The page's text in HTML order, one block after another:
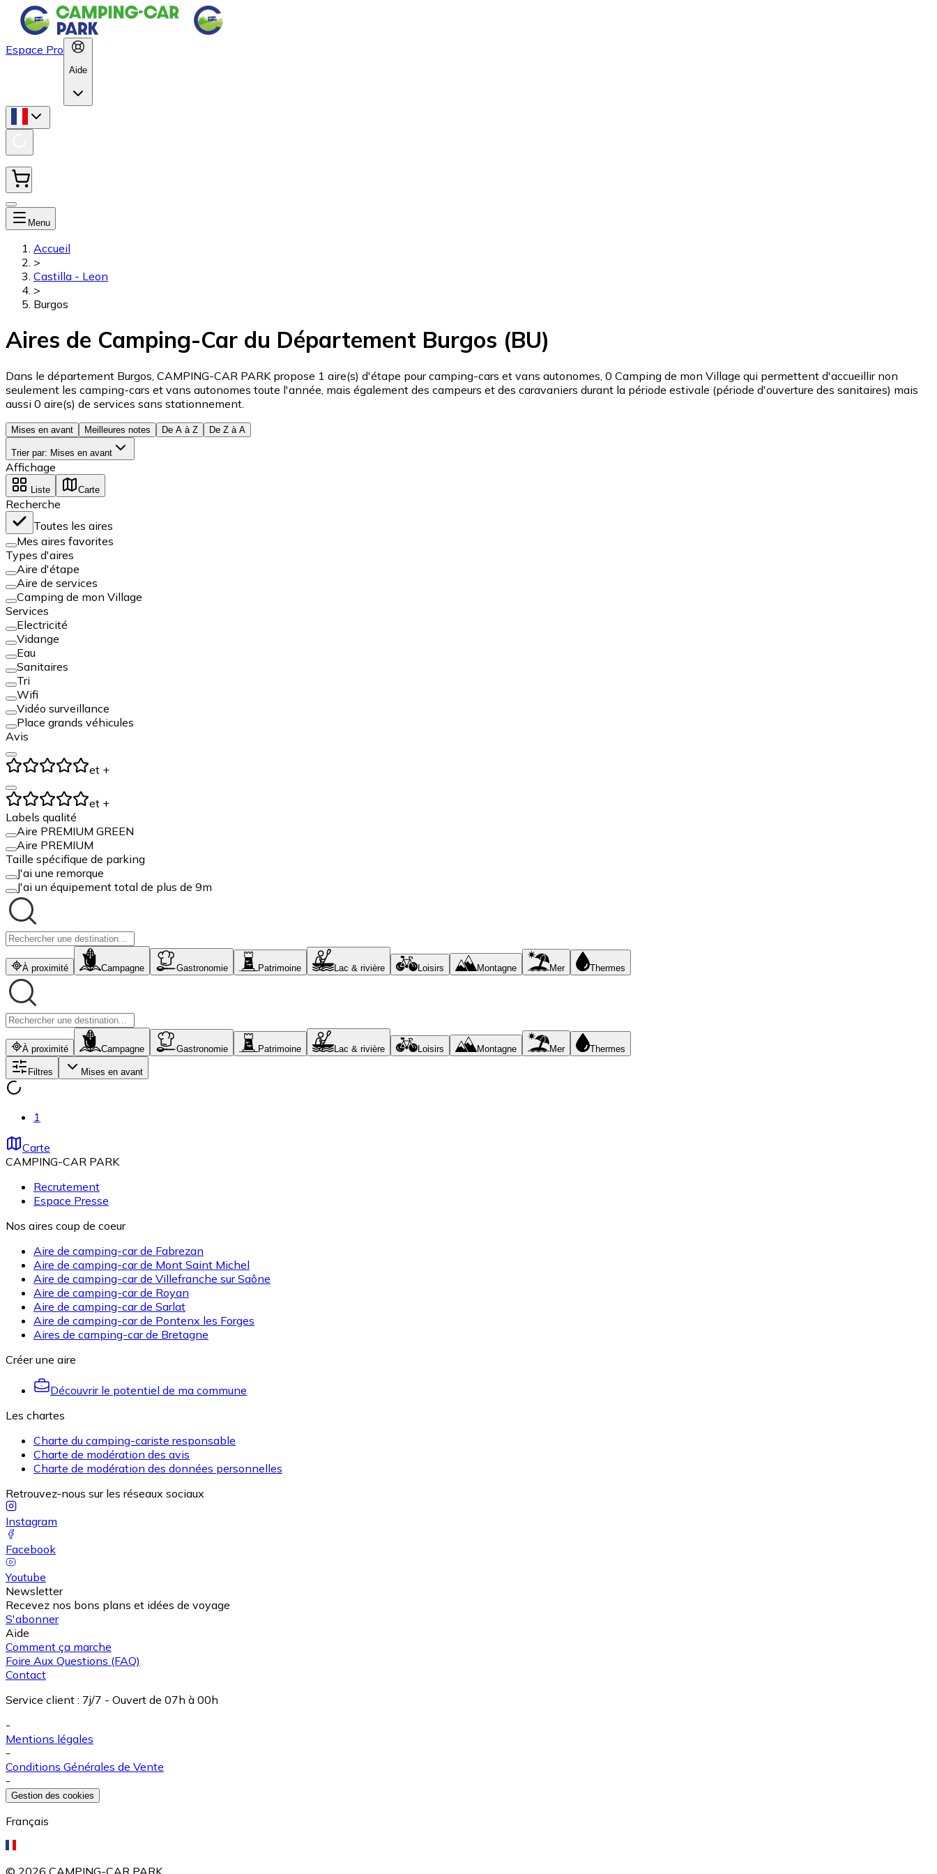
Espace Pro
Aide
Menu
Accueil
>
Castilla - Leon
>
Burgos
Aires de Camping-Car du Département Burgos (BU)
Dans le département Burgos, CAMPING-CAR PARK propose 1 aire(s) d'étape pour camping-cars et vans autonomes, 0 Camping de mon Village qui permettent d'accueillir non
seulement les camping-cars et vans autonomes toute l'année, mais également des campeurs et des caravaniers durant la période estivale (période d'ouverture des sanitaires) mais
aussi 0 aire(s) de services sans stationnement.
Mises en avant Meilleures notes De A à Z De Z à A
Trier par: Mises en avant
Affichage
Liste Carte
Recherche
Toutes les aires
Mes aires favorites
Types d'aires
Aire d'étape
Aire de services
Camping de mon Village
Services
Electricité
Vidange
Eau
Sanitaires
Tri
Wifi
Vidéo surveillance
Place grands véhicules
Avis
et +
et +
Labels qualité
Aire PREMIUM GREEN
Aire PREMIUM
Taille spécifique de parking
J'ai une remorque
J'ai un équipement total de plus de 9m
À proximité Campagne Gastronomie Patrimoine Lac & rivière Loisirs Montagne Mer Thermes
À proximité Campagne Gastronomie Patrimoine Lac & rivière Loisirs Montagne Mer Thermes
Filtres Mises en avant
1
Carte
CAMPING-CAR PARK
Recrutement
Espace Presse
Nos aires coup de coeur
Aire de camping-car de Fabrezan
Aire de camping-car de Mont Saint Michel
Aire de camping-car de Villefranche sur Saône
Aire de camping-car de Royan
Aire de camping-car de Sarlat
Aire de camping-car de Pontenx les Forges
Aires de camping-car de Bretagne
Créer une aire
Découvrir le potentiel de ma commune
Les chartes
Charte du camping-cariste responsable
Charte de modération des avis
Charte de modération des données personnelles
Retrouvez-nous sur les réseaux sociaux
Instagram
Facebook
Youtube
Newsletter
Recevez nos bons plans et idées de voyage
S'abonner
Aide
Comment ça marche
Foire Aux Questions (FAQ)
Contact
Service client : 7j/7 - Ouvert de 07h à 00h
-
Mentions légales
-
Conditions Générales de Vente
-
Gestion des cookies
Français